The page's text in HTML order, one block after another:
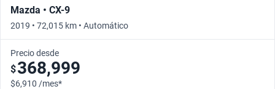
Mazda • CX-9
2019 • 72,015 km • Automático
Precio desde
$368,999
$6,910 /mes*